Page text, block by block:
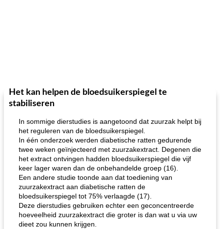
Het kan helpen de bloedsuikerspiegel te
stabiliseren
In sommige dierstudies is aangetoond dat zuurzak helpt bij
het reguleren van de bloedsuikerspiegel.
In één onderzoek werden diabetische ratten gedurende
twee weken geïnjecteerd met zuurzakextract. Degenen die
het extract ontvingen hadden bloedsuikerspiegel die vijf
keer lager waren dan de onbehandelde groep (16).
Een andere studie toonde aan dat toediening van
zuurzakextract aan diabetische ratten de
bloedsuikerspiegel tot 75% verlaagde (17).
Deze dierstudies gebruiken echter een geconcentreerde
hoeveelheid zuurzakextract die groter is dan wat u via uw
dieet zou kunnen krijgen.